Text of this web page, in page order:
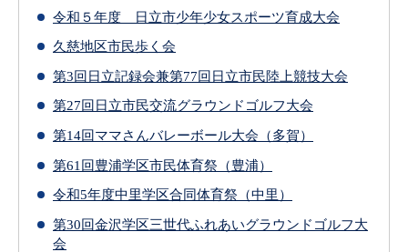
令和５年度 日立市少年少女スポーツ育成大会
久慈地区市民歩く会
第3回日立記録会兼第77回日立市民陸上競技大会
第27回日立市民交流グラウンドゴルフ大会
第14回ママさんバレーボール大会（多賀）
第61回豊浦学区市民体育祭（豊浦）
令和5年度中里学区合同体育祭（中里）
第30回金沢学区三世代ふれあいグラウンドゴルフ大
会